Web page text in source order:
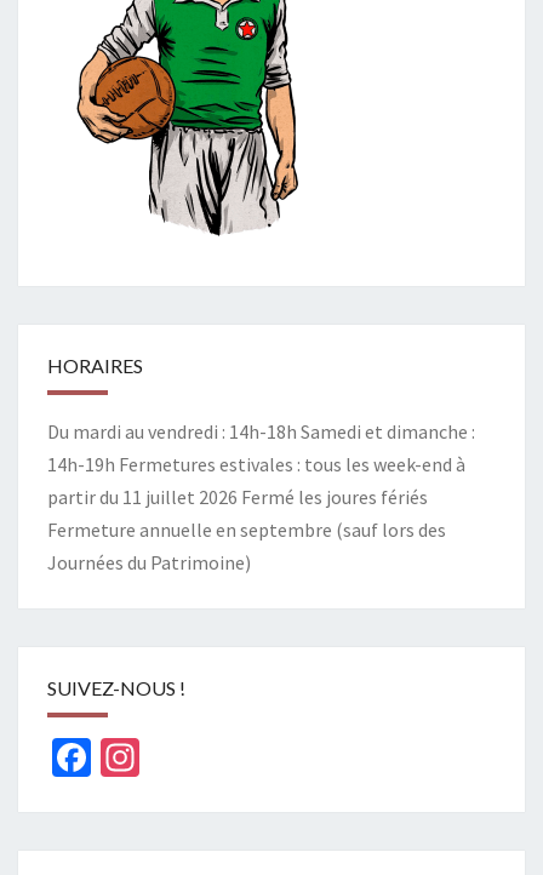
HORAIRES
Du mardi au vendredi : 14h-18h Samedi et dimanche :
14h-19h Fermetures estivales : tous les week-end à
partir du 11 juillet 2026 Fermé les joures fériés
Fermeture annuelle en septembre (sauf lors des
Journées du Patrimoine)
SUIVEZ-NOUS !
Facebook